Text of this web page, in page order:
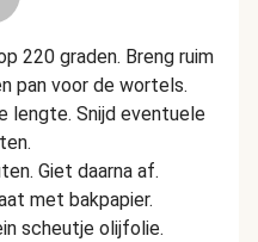
220 graden. Breng ruim
pan voor de wortels.
lengte. Snijd eventuele
Giet daarna af.
met bakpapier.
scheutje olijfolie.